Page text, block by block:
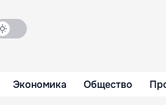
Экономика Общество